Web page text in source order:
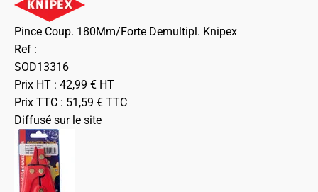
Pince Coup. 180Mm/Forte Demultipl. Knipex
Ref :
SOD13316
Prix HT : 42,99 € HT
Prix TTC : 51,59 € TTC
Diffusé sur le site